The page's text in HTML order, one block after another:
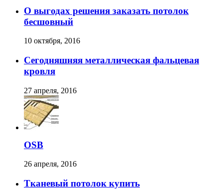
О выгодах решения заказать потолок
бесшовный
10 октября, 2016
Сегодняшняя металлическая фальцевая
кровля
27 апреля, 2016
OSB
26 апреля, 2016
Тканевый потолок купить